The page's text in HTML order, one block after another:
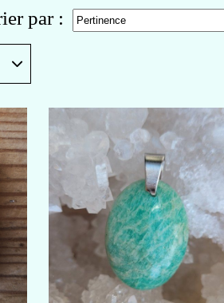
par :